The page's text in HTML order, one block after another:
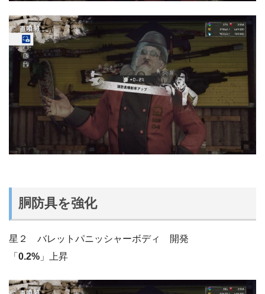
胴防具を強化
星２ バレットパニッシャーボディ 開発
「 0.2% 」上昇